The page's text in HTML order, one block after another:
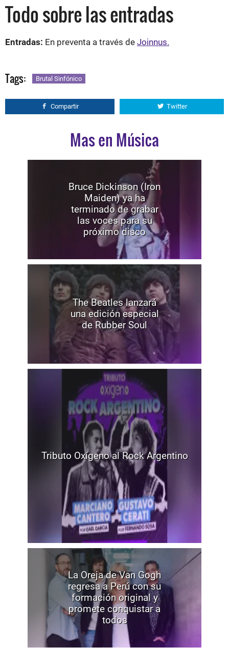
Todo sobre las entradas
Entradas: En preventa a través de Joinnus.
Tags: Brutal Sinfónico
Compartir Twitter
Mas en Música
Bruce Dickinson (Iron
Maiden) ya ha
terminado de grabar
las voces para su
próximo disco
The Beatles lanzará
una edición especial
de Rubber Soul
Tributo Oxígeno al Rock Argentino
La Oreja de Van Gogh
regresa a Perú con su
formación original y
promete conquistar a
todos